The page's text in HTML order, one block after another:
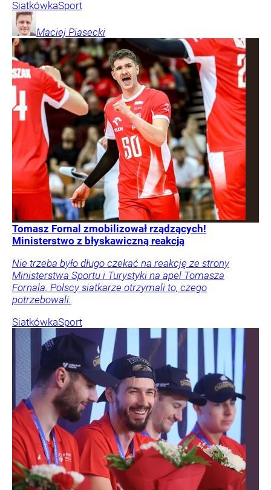
SiatkówkaSport
Maciej Piasecki
Tomasz Fornal zmobilizował rządzących!
Ministerstwo z błyskawiczną reakcją
Nie trzeba było długo czekać na reakcję ze strony
Ministerstwa Sportu i Turystyki na apel Tomasza
Fornala. Polscy siatkarze otrzymali to, czego
potrzebowali.
SiatkówkaSport